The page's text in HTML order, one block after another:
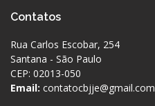
Contatos
Rua Carlos Escobar, 254
Santana - São Paulo
CEP: 02013-050
Email: contatocbjje@gmail.com